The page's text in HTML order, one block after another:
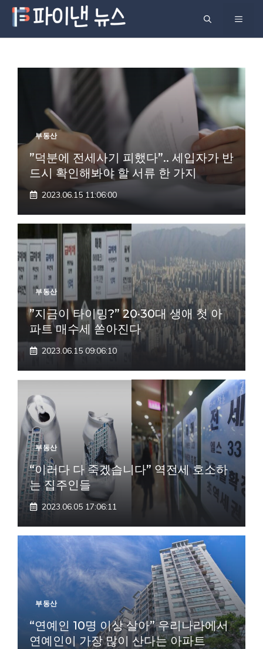
츠
메
부동산
”덕분에 전세사기 피했다”.. 세입자가 반
드시 확인해봐야 할 서류 한 가지
2023.06.15 11:06:00
부동산
”지금이 타이밍?” 20·30대 생애 첫 아
파트 매수세 쏟아진다
2023.06.15 09:06:10
부동산
“이러다 다 죽겠습니다” 역전세 호소하
는 집주인들
2023.06.05 17:06:11
부동산
“연예인 10명 이상 살아” 우리나라에서
연예인이 가장 많이 산다는 아파트